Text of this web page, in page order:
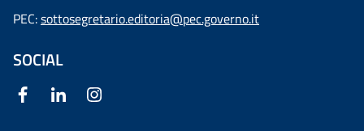
PEC:sottosegretario.editoria@pec.governo.it
SOCIAL